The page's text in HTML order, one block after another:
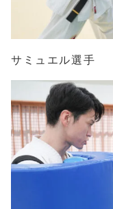
サミュエル選手